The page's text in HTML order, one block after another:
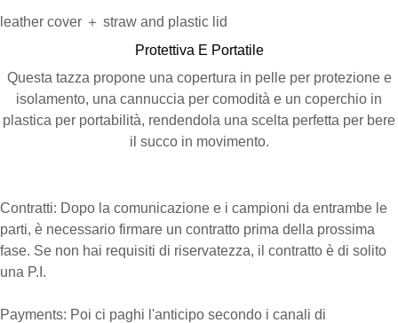
leather cover ＋ straw and plastic lid
Protettiva E Portatile
Questa tazza propone una copertura in pelle per protezione e
isolamento, una cannuccia per comodità e un coperchio in
plastica per portabilità, rendendola una scelta perfetta per bere
il succo in movimento.
Contratti: Dopo la comunicazione e i campioni da entrambe le
parti, è necessario firmare un contratto prima della prossima
fase. Se non hai requisiti di riservatezza, il contratto è di solito
una P.I.
Payments: Poi ci paghi l'anticipo secondo i canali di